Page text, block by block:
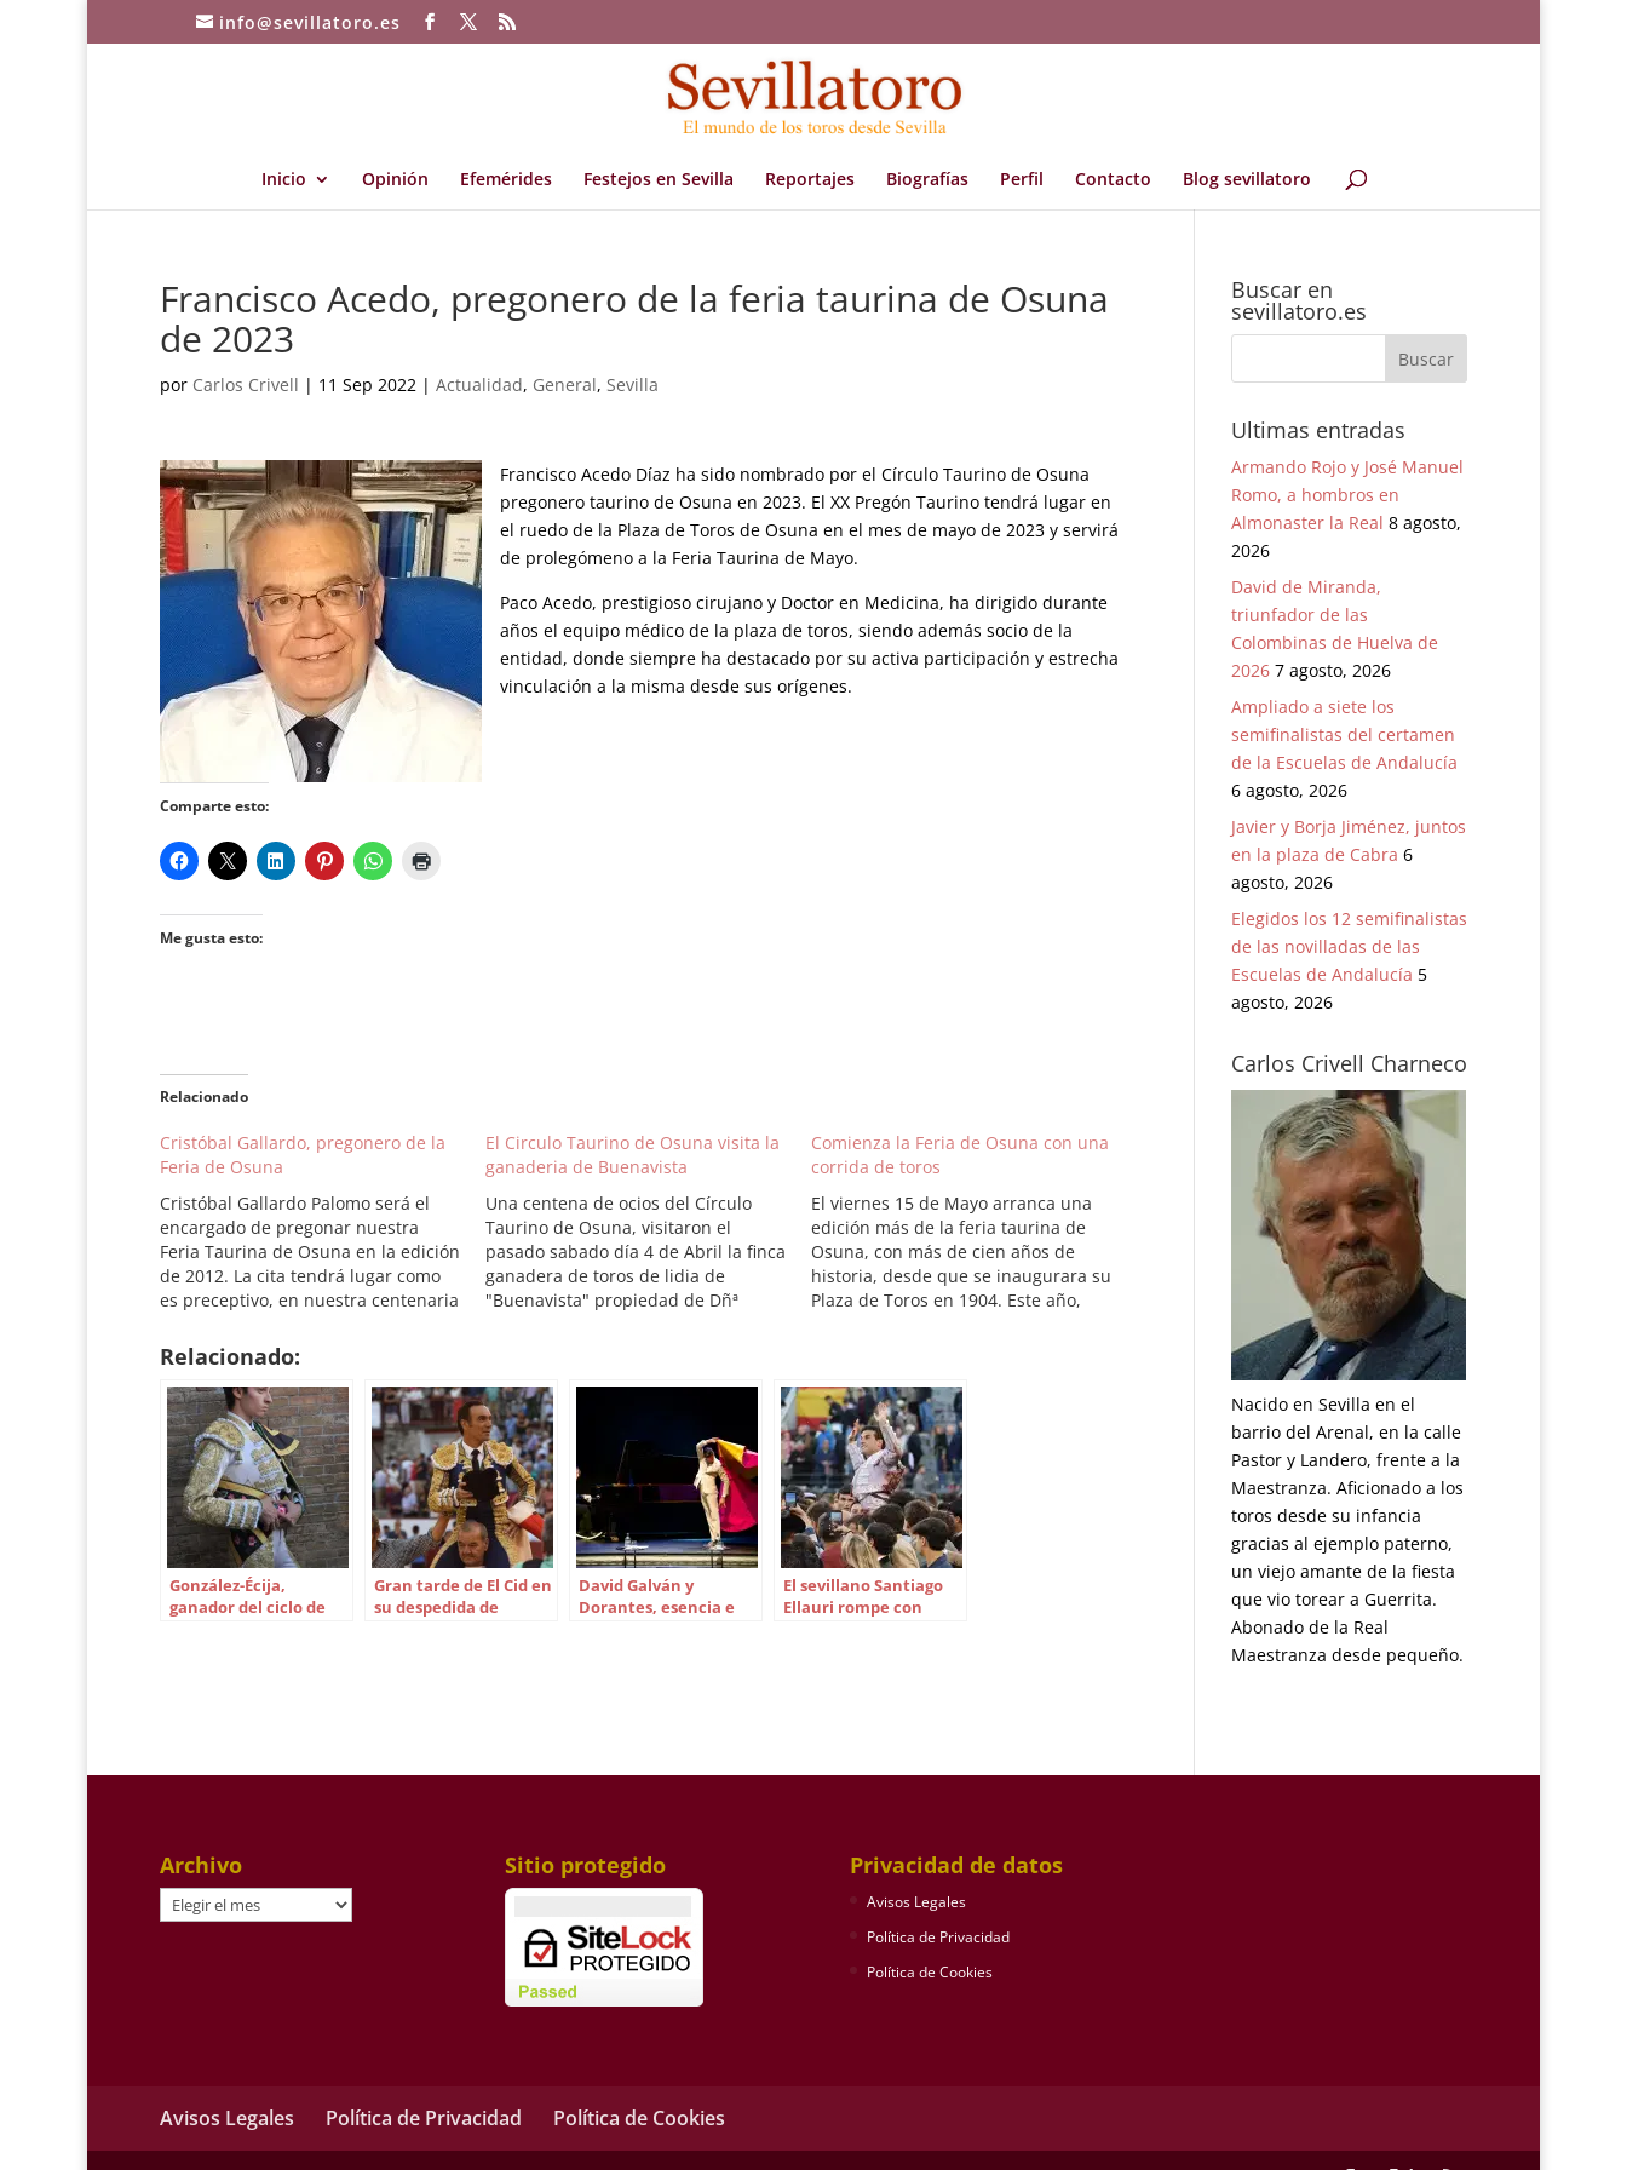
info@sevillatoro.es
Inicio Opinión Efemérides Festejos en Sevilla Reportajes Biografías Perfil Contacto Blog sevillatoro
Francisco Acedo, pregonero de la feria taurina de Osuna
de 2023
por Carlos Crivell | 11 Sep 2022 | Actualidad, General, Sevilla
Francisco Acedo Díaz ha sido nombrado por el Círculo Taurino de Osuna
pregonero taurino de Osuna en 2023. El XX Pregón Taurino tendrá lugar en
el ruedo de la Plaza de Toros de Osuna en el mes de mayo de 2023 y servirá
de prolegómeno a la Feria Taurina de Mayo.
Paco Acedo, prestigioso cirujano y Doctor en Medicina, ha dirigido durante
años el equipo médico de la plaza de toros, siendo además socio de la
entidad, donde siempre ha destacado por su activa participación y estrecha
vinculación a la misma desde sus orígenes.
Comparte esto:
Me gusta esto:
Relacionado
Cristóbal Gallardo, pregonero de la
Feria de Osuna
Cristóbal Gallardo Palomo será el
encargado de pregonar nuestra
Feria Taurina de Osuna en la edición
de 2012. La cita tendrá lugar como
es preceptivo, en nuestra centenaria
de Mayo a partir de las 20:30.
Cristóbal Gallardo, además de haber
sido novillero sin…
El Circulo Taurino de Osuna visita la
ganaderia de Buenavista
Una centena de ocios del Círculo
Taurino de Osuna, visitaron el
pasado sabado día 4 de Abril la finca
ganadera de toros de lidia de
"Buenavista" propiedad de Dñª
ganadera, visitaron varias
dependencias de la…
Comienza la Feria de Osuna con una
corrida de toros
El viernes 15 de Mayo arranca una
edición más de la feria taurina de
Osuna, con más de cien años de
historia, desde que se inaugurara su
Plaza de Toros en 1904. Este año,
cómico…
Relacionado:
González-Écija,
ganador del ciclo de
Gran tarde de El Cid en
su despedida de
David Galván y
Dorantes, esencia e
El sevillano Santiago
Ellauri rompe con
Buscar en
sevillatoro.es
Ultimas entradas
Armando Rojo y José Manuel
Romo, a hombros en
Almonaster la Real 8 agosto,
2026
David de Miranda,
triunfador de las
Colombinas de Huelva de
2026 7 agosto, 2026
Ampliado a siete los
semifinalistas del certamen
de la Escuelas de Andalucía
6 agosto, 2026
Javier y Borja Jiménez, juntos
en la plaza de Cabra 6
agosto, 2026
Elegidos los 12 semifinalistas
de las novilladas de las
Escuelas de Andalucía 5
agosto, 2026
Carlos Crivell Charneco
Nacido en Sevilla en el
barrio del Arenal, en la calle
Pastor y Landero, frente a la
Maestranza. Aficionado a los
toros desde su infancia
gracias al ejemplo paterno,
un viejo amante de la fiesta
que vio torear a Guerrita.
Abonado de la Real
Maestranza desde pequeño.
Archivo
Archivo
Sitio protegido Privacidad de datos
Avisos Legales
Política de Privacidad
Política de Cookies
Avisos Legales Política de Privacidad Política de Cookies